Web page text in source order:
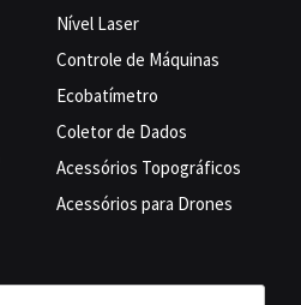
Nível Laser
Controle de Máquinas
Ecobatímetro
Coletor de Dados
Acessórios Topográficos
Acessórios para Drones